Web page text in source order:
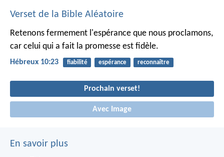
Verset de la Bible Aléatoire
Retenons fermement l'espérance que nous proclamons,
car celui qui a fait la promesse est fidèle.
Hébreux 10:23 fiabilité espérance reconnaître
Prochain verset!
Avec Image
En savoir plus